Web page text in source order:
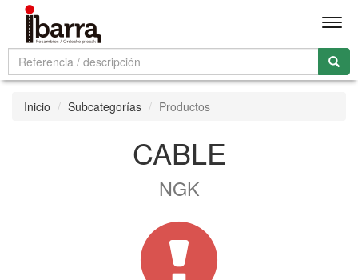
Inicio Subcategorías Productos
CABLE
NGK